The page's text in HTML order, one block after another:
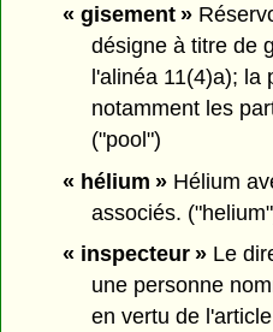
« gisement »
désigne à titre de
l'alinéa 11(4)a); la
notamment les
("pool")
« hélium »Hélium
associés.
« inspecteur »Le
une personne
en vertu de